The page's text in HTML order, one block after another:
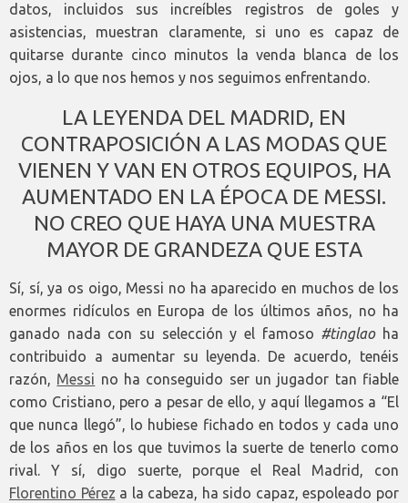
datos, incluidos sus increíbles registros de goles y
asistencias, muestran claramente, si uno es capaz de
quitarse durante cinco minutos la venda blanca de los
ojos, a lo que nos hemos y nos seguimos enfrentando.
LA LEYENDA DEL MADRID, EN
CONTRAPOSICIÓN A LAS MODAS QUE
VIENEN Y VAN EN OTROS EQUIPOS, HA
AUMENTADO EN LA ÉPOCA DE MESSI.
NO CREO QUE HAYA UNA MUESTRA
MAYOR DE GRANDEZA QUE ESTA
Sí, sí, ya os oigo, Messi no ha aparecido en muchos de los
enormes ridículos en Europa de los últimos años, no ha
ganado nada con su selección y el famoso #tinglaoha
contribuido a aumentar su leyenda. De acuerdo, tenéis
razón, Messi no ha conseguido ser un jugador tan fiable
como Cristiano, pero a pesar de ello, y aquí llegamos a “El
que nunca llegó”, lo hubiese fichado en todos y cada uno
de los años en los que tuvimos la suerte de tenerlo como
rival. Y sí, digo suerte, porque el Real Madrid, con
Florentino Pérez a la cabeza, ha sido capaz, espoleado por